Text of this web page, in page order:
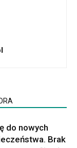
do nowych
Brak